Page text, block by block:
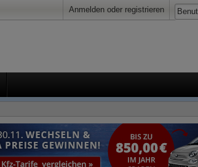
Anmelden oder registrieren